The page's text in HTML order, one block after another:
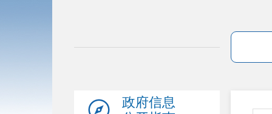
政府信息